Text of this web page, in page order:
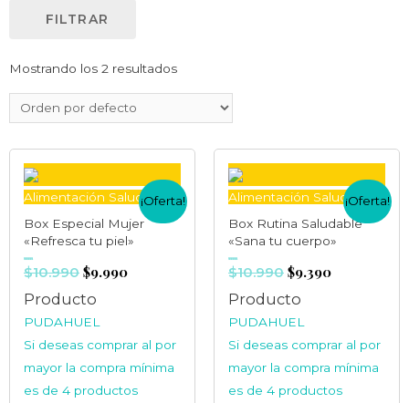
FILTRAR
Mostrando los 2 resultados
¡Oferta!
Alimentación Saludable
Box Especial Mujer
«Refresca tu piel»
Valorado
en
0$10.990 $9.990
Producto
PUDAHUEL
Si deseas comprar al por
mayor la compra mínima
es de 4 productos
¡Oferta!
Alimentación Saludable
Box Rutina Saludable
«Sana tu cuerpo»
Valorado
en
0$10.990 $9.390
Producto
PUDAHUEL
Si deseas comprar al por
mayor la compra mínima
es de 4 productos